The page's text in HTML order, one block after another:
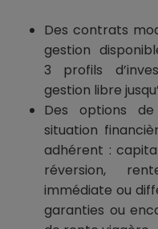
Des contrats
gestion
3 profils
gestion libre
Des options
situation
adhérent :
réversion,
immédiate ou
garanties ou